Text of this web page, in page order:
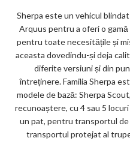
Sherpa este un vehicul
Arquus pentru a oferi o
pentru toate necesitățile și
aceasta dovedindu-și deja
diferite versiuni și din
întreținere. Familia Sherpa
modele de bază: Sherpa
recunoaștere, cu 4 sau 5
un pat, pentru transportul
transportul protejat al